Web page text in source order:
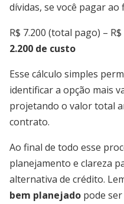
dívidas, se você pagar ao
R$ 7.200 (total pago) –
2.200 de custo
Esse cálculo simples
identificar a opção mais
projetando o valor total
contrato.
Ao final de todo esse
planejamento e clareza
alternativa de crédito.
bem planejado pode